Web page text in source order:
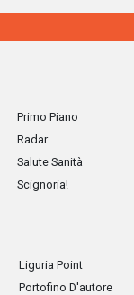
Primo Piano
Radar
Salute Sanità
Scignoria!
Liguria Point
Portofino D'autore